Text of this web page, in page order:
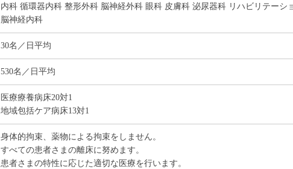
内科 循環器内科 整形外科 脳神経外科 眼科 皮膚科 泌尿器科 リハビリテーシ
脳神経内科
30名／日平均
530名／日平均
医療療養病床20対1
地域包括ケア病床13対1
身体的拘束、薬物による拘束をしません。
すべての患者さまの離床に努めます。
患者さまの特性に応じた適切な医療を行います。